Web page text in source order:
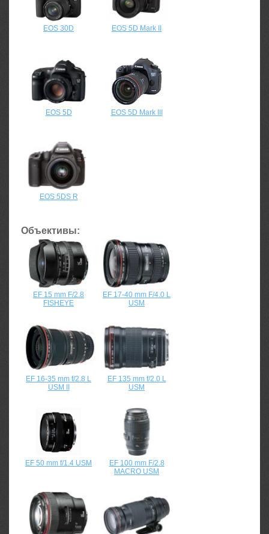
EOS 30D EOS 5D Mark II
EOS 5D EOS 5D Mark III
EOS 5DS R
Объективы:
EF 15 mm F/2.8
FISHEYE
EF 17-40 mm F/4.0 L
USM
EF 16-35 mm f/2.8 L
USM II
EF 135 mm f/2.0 L
USM
EF 50 mm f/1.4 USM
EF 100 mm F/2.8
MACRO USM